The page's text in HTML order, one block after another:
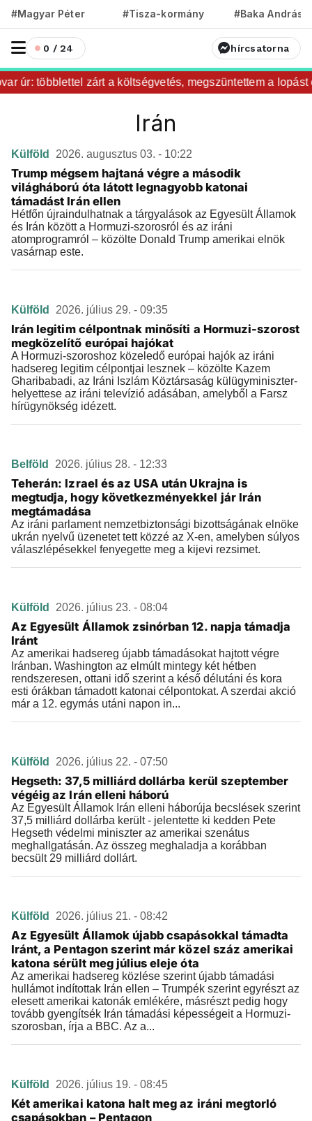
#Magyar Péter #Tisza-kormány #Baka András
0 / 24 hírcsatorna
úr: többlettel zárt a költségvetés, megszüntettem a lopást
Irán
Külföld 2026. augusztus 03. - 10:22
Trump mégsem hajtaná végre a második
világháború óta látott legnagyobb katonai
támadást Irán ellen
Hétfőn újraindulhatnak a tárgyalások az Egyesült Államok
és Irán között a Hormuzi-szorosról és az iráni
atomprogramról – közölte Donald Trump amerikai elnök
vasárnap este.
Külföld 2026. július 29. - 09:35
Irán legitim célpontnak minősíti a Hormuzi-szorost
megközelítő európai hajókat
A Hormuzi-szoroshoz közeledő európai hajók az iráni
hadsereg legitim célpontjai lesznek – közölte Kazem
Gharibabadi, az Iráni Iszlám Köztársaság külügyminiszter-
helyettese az iráni televízió adásában, amelyből a Farsz
hírügynökség idézett.
Belföld 2026. július 28. - 12:33
Teherán: Izrael és az USA után Ukrajna is
megtudja, hogy következményekkel jár Irán
megtámadása
Az iráni parlament nemzetbiztonsági bizottságának elnöke
ukrán nyelvű üzenetet tett közzé az X-en, amelyben súlyos
válaszlépésekkel fenyegette meg a kijevi rezsimet.
Külföld 2026. július 23. - 08:04
Az Egyesült Államok zsinórban 12. napja támadja
Iránt
Az amerikai hadsereg újabb támadásokat hajtott végre
Iránban. Washington az elmúlt mintegy két hétben
rendszeresen, ottani idő szerint a késő délutáni és kora
esti órákban támadott katonai célpontokat. A szerdai akció
már a 12. egymás utáni napon in...
Külföld 2026. július 22. - 07:50
Hegseth: 37,5 milliárd dollárba kerül szeptember
végéig az Irán elleni háború
Az Egyesült Államok Irán elleni háborúja becslések szerint
37,5 milliárd dollárba került - jelentette ki kedden Pete
Hegseth védelmi miniszter az amerikai szenátus
meghallgatásán. Az összeg meghaladja a korábban
becsült 29 milliárd dollárt.
Külföld 2026. július 21. - 08:42
Az Egyesült Államok újabb csapásokkal támadta
Iránt, a Pentagon szerint már közel száz amerikai
katona sérült meg július eleje óta
Az amerikai hadsereg közlése szerint újabb támadási
hullámot indítottak Irán ellen – Trumpék szerint egyrészt az
elesett amerikai katonák emlékére, másrészt pedig hogy
tovább gyengítsék Irán támadási képességeit a Hormuzi-
szorosban, írja a BBC. Az a...
Külföld 2026. július 19. - 08:45
Két amerikai katona halt meg az iráni megtorló
csapásokban – Pentagon